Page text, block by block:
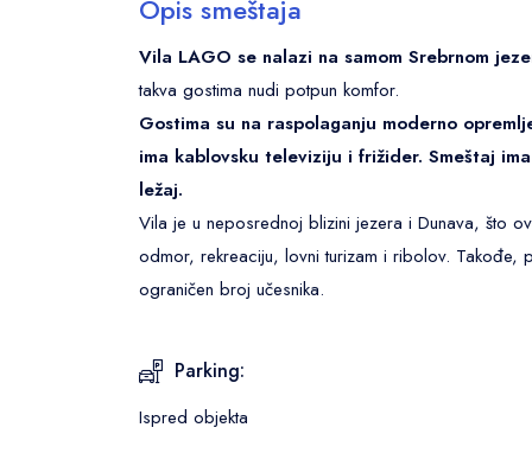
Opis smeštaja
Vila LAGO se nalazi na samom Srebrnom
takva gostima nudi potpun komfor.
Gostima su na raspolaganju moderno
ima kablovsku televiziju i frižider. Smeštaj
ležaj.
Vila je u neposrednoj blizini jezera i Dunava, što
odmor, rekreaciju, lovni turizam i ribolov. Takođe,
ograničen broj učesnika.
Parking:
Ispred objekta